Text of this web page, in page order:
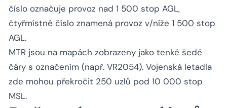
číslo označuje provoz nad 1 500 stop AGL,
čtyřmístné číslo znamená provoz v/níže 1 500 stop
AGL.
MTR jsou na mapách zobrazeny jako tenké šedé
čáry s označením (např. VR2054). Vojenská letadla
zde mohou překročit 250 uzlů pod 10 000 stop
MSL.